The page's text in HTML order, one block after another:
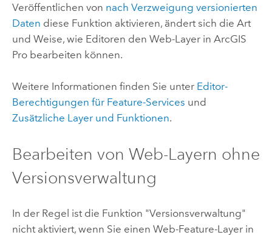
Veröffentlichen von nach Verzweigung versionierten
Daten diese Funktion aktivieren, ändert sich die Art
und Weise, wie Editoren den Web-Layer in ArcGIS
Probearbeiten können.
Weitere Informationen finden Sie unter Editor-
Berechtigungen für Feature-Services und
Zusätzliche Layer und Funktionen.
Bearbeiten von Web-Layern ohne
Versionsverwaltung
In der Regel ist die Funktion "Versionsverwaltung"
nicht aktiviert, wenn Sie einen Web-Feature-Layer in